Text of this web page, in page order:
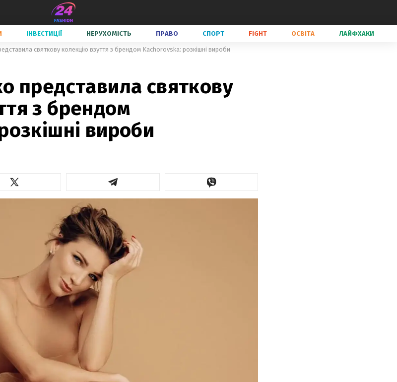
ІНВЕСТИЦІЇ НЕРУХОМІСТЬ ПРАВО СПОРТ FIGHT ОСВІТА ЛАЙФХАКИ
святкову колекцію взуття з брендом Kachorovska: розкішні вироби
представила святкову
з брендом
вироби